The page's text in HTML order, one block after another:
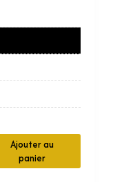
Ajouter au
panier